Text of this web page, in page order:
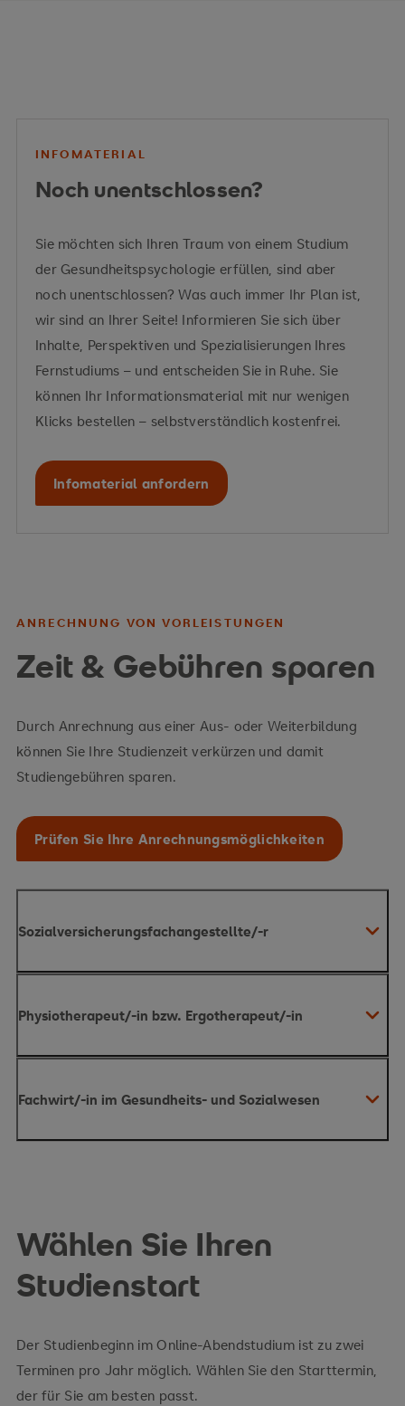
INFOMATERIAL
Noch unentschlossen?
Sie möchten sich Ihren Traum von einem Studium
der Gesundheitspsychologie erfüllen, sind aber
noch unentschlossen? Was auch immer Ihr Plan ist,
wir sind an Ihrer Seite! Informieren Sie sich über
Inhalte, Perspektiven und Spezialisierungen Ihres
Fernstudiums – und entscheiden Sie in Ruhe. Sie
können Ihr Informationsmaterial mit nur wenigen
Klicks bestellen – selbstverständlich kostenfrei.
Infomaterial anfordern
ANRECHNUNG VON VORLEISTUNGEN
Zeit & Gebühren sparen
Durch Anrechnung aus einer Aus- oder Weiterbildung
können Sie Ihre Studienzeit verkürzen und damit
Studiengebühren sparen.
Prüfen Sie Ihre Anrechnungsmöglichkeiten
Sozialversicherungsfachangestellte/-r
sich Ihre Studiengebühren um insgesamt 960 Euro
Physiotherapeut/-in bzw. Ergotherapeut/-in
Physiotherapeut/-in Ergotherapeut/-in
reduzieren sich Ihre Studiengebühren um
Fachwirt/-in im Gesundheits- und Sozialwesen
reduzieren sich Ihre Studiengebühren um
insgesamt 1.440 Euro
Wählen Sie Ihren
Studienstart
Der Studienbeginn im Online-Abendstudium ist zu zwei
Terminen pro Jahr möglich. Wählen Sie den Starttermin,
der für Sie am besten passt.